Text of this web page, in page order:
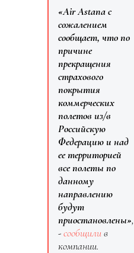
«Air Astana с
сожалением
сообщает, что по
причине
прекращения
страхового
покрытия
коммерческих
полетов из/в
Российскую
Федерацию и над
ее территорией
все полеты по
данному
направлению
будут
приостановлены»,
-сообщилив
компании.